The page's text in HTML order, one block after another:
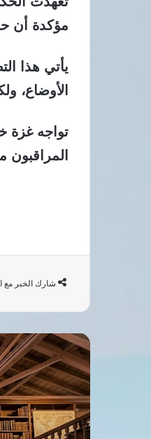
مؤكدة أن
يأتي هذا
الأوضاع،
تواجه غزة
شارك الخبر مع